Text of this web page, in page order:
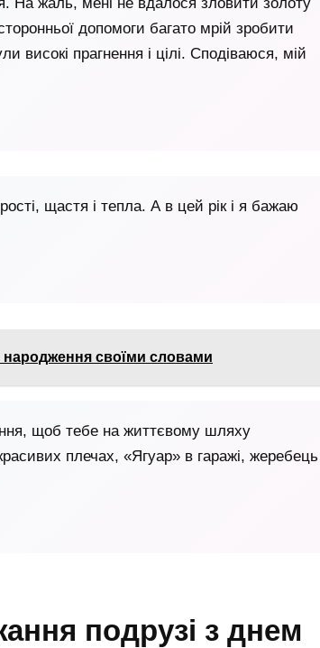
допомоги багато мрій зробити
прагнення і цілі. Сподіваюся, мій
щастя і тепла. А в цей рік і я бажаю
народження своїми словами
щоб тебе на життєвому шляху
плечах, «Ягуар» в гаражі, жеребець
подрузі з днем